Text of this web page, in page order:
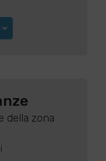
della zona